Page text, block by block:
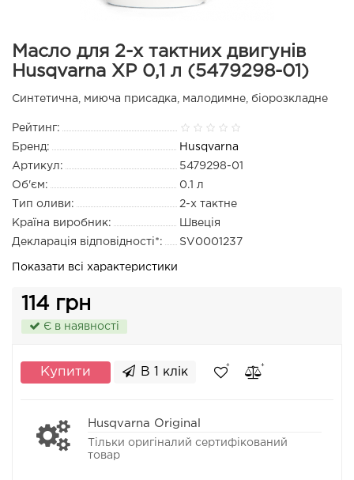
Масло для 2-х тактних двигунів
Husqvarna XP 0,1 л (5479298-01)
Синтетична, миюча присадка, малодимне, біорозкладне
Рейтинг:
Бренд:
Husqvarna
Артикул:
5479298-01
Об'єм:
0.1 л
Тип оливи:
2-х тактне
Країна виробник:
Швеція
Декларація відповідності*:
SV0001237
Показати всі характеристики
114 грн
Є в наявності
Купити В 1 клік
Husqvarna Original
Тільки оригіналий сертифікований
товар